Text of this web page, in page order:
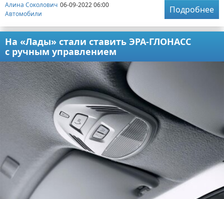
Алина Соколович 06-09-2022 06:00
Автомобили
Подробнее
На «Лады» стали ставить ЭРА-ГЛОНАСС
с ручным управлением